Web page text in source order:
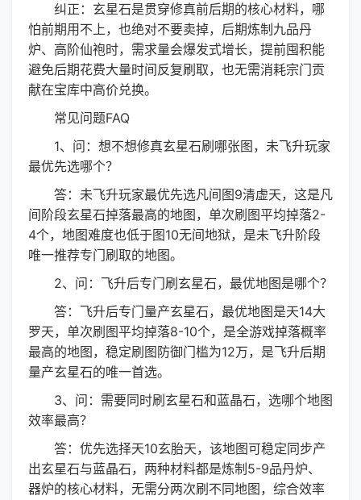
纠正：玄星石是贯穿修真前后期的核心材料，哪
怕前期用不上，也绝对不要卖掉，后期炼制九品丹
炉、高阶仙袍时，需求量会爆发式增长，提前囤积能
避免后期花费大量时间反复刷取，也无需消耗宗门贡
献在宝库中高价兑换。
常见问题FAQ
1、问：想不想修真玄星石刷哪张图，未飞升玩家
最优先选哪个？
答：未飞升玩家最优先选凡间图9清虚天，这是凡
间阶段玄星石掉落最高的地图，单次刷图平均掉落2-
4个，地图难度也低于图10无间地狱，是未飞升阶段
唯一推荐专门刷取的地图。
2、问：飞升后专门刷玄星石，最优地图是哪个？
答：飞升后专门量产玄星石，最优地图是天14大
罗天，单次刷图平均掉落8-10个，是全游戏掉落概率
最高的地图，稳定刷图防御门槛为12万，是飞升后期
量产玄星石的唯一首选。
3、问：需要同时刷玄星石和蓝晶石，选哪个地图
效率最高？
答：优先选择天10玄胎天，该地图可稳定同步产
出玄星石与蓝晶石，两种材料都是炼制5-9品丹炉、
器炉的核心材料，无需分两次刷不同地图，综合效率